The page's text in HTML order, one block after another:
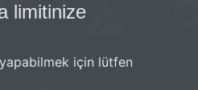
limitinize
için lütfen